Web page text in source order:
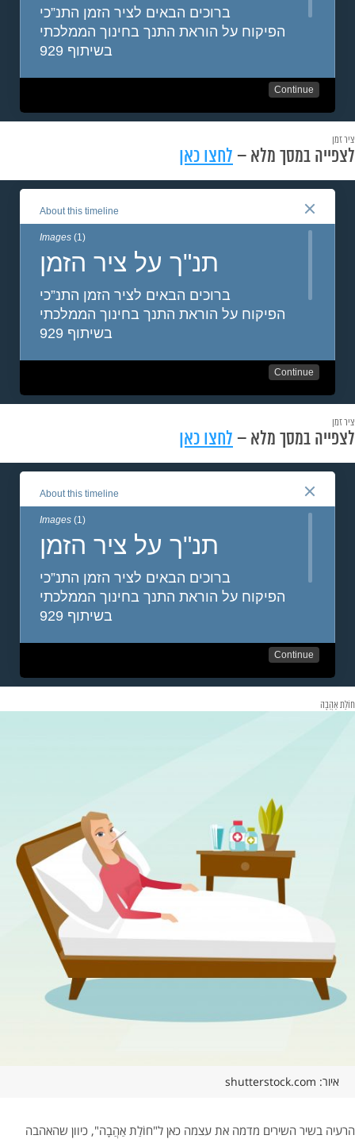
ציר זמן
לצפייה במסך מלא – לחצו כאן
ציר זמן
לצפייה במסך מלא – לחצו כאן
חוֹלַת אַהֲבָה
איור: shutterstock.com
הרעיה בשיר השירים מדמה את עצמה כאן ל"חוֹלַת אַהֲבָה", כיוון שהאהבה